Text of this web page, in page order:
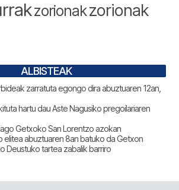
zorionakzorionak
ALBISTEAK
zarratuta egongo dira abuztuaren 12an,
hartu dau Aste Nagusiko pregoilariaren
Getxoko San Lorentzo azokan
elitea abuztuaren 8an batuko da Getxon
Deustuko tartea zabalik barriro